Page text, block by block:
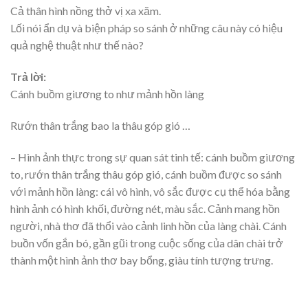
Cả thân hình nồng thở vị xa xăm.
Lối nói ẩn dụ và biện pháp so sánh ở những câu này có hiệu
quả nghệ thuật như thế nào?
Trả lời:
Cánh buồm giương to như mảnh hồn làng
Rướn thân trắng bao la thâu góp gió …
– Hình ảnh thực trong sự quan sát tinh tế: cánh buồm giương
to, rướn thân trắng thâu góp gió, cánh buồm được so sánh
với mảnh hồn làng: cái vô hình, vô sắc được cụ thể hóa bằng
hình ảnh có hình khối, đường nét, màu sắc. Cảnh mang hồn
người, nhà thơ đã thổi vào cảnh linh hồn của làng chài. Cánh
buồn vốn gắn bó, gần gũi trong cuộc sống của dân chài trở
thành một hình ảnh thơ bay bổng, giàu tính tượng trưng.